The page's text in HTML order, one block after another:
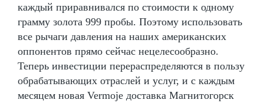
каждый приравнивался по стоимости к одному
грамму золота 999 пробы. Поэтому использовать
все рычаги давления на наших американских
оппонентов прямо сейчас нецелесообразно.
Теперь инвестиции перераспределяются в пользу
обрабатывающих отраслей и услуг, и с каждым
месяцем новая Vermoje доставка Магнитогорск